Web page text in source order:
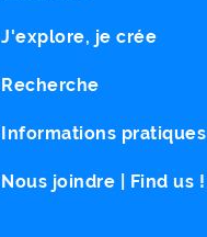
J'explore, je crée
Recherche
Informations pratiques
Nous joindre | Find us !